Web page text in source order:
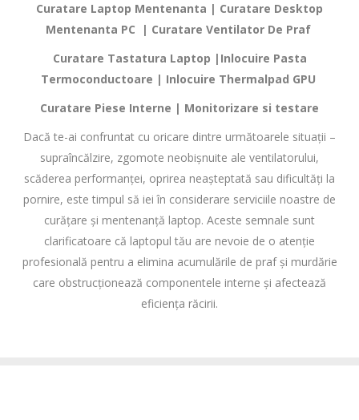
Curatare Laptop Mentenanta | Curatare Desktop
Mentenanta PC | Curatare Ventilator De Praf
Curatare Tastatura Laptop |Inlocuire Pasta
Termoconductoare | Inlocuire Thermalpad GPU
Curatare Piese Interne | Monitorizare si testare
Dacă te-ai confruntat cu oricare dintre următoarele situații –
supraîncălzire, zgomote neobișnuite ale ventilatorului,
scăderea performanței, oprirea neașteptată sau dificultăți la
pornire, este timpul să iei în considerare serviciile noastre de
curățare și mentenanță laptop. Aceste semnale sunt
clarificatoare că laptopul tău are nevoie de o atenție
profesională pentru a elimina acumulările de praf și murdărie
care obstrucționează componentele interne și afectează
eficiența răcirii.